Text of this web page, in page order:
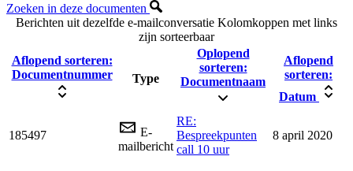
Zoeken in deze documenten
Berichten uit dezelfde e-mailconversatie Kolomkoppen met links
zijn sorteerbaar
Aflopend sorteren:
Documentnummer
Type
Oplopend
sorteren:
Documentnaam
Aflopend
sorteren:
Datum
185497
E-
mailbericht
RE:
Bespreekpunten
call 10 uur
8 april 2020